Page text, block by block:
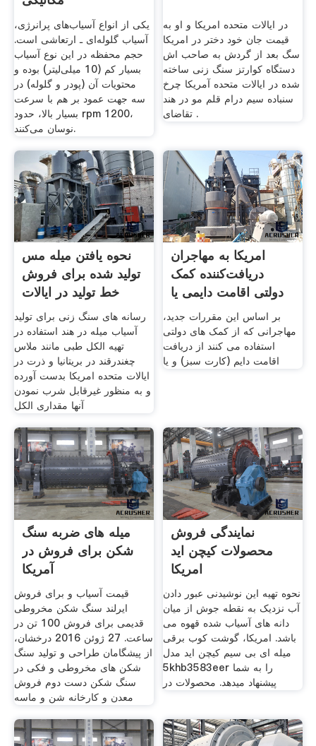
یکی از انواع آسیاب‌های پرانرژی،
آسیاب گلوله‌ای ـ ارتعاشی است.
حجم محفظه در این نوع آسیاب
بسیار کم (10 میلی‌لیتر) بوده و
محتویات آن (پودر و گلوله) در
سه جهت عمود بر هم با سرعت
بسیار بالا، حدود rpm 1200،
نوسان می‌کنند.
در ایالات متحده امریکا و او به
قیمت جان خود دختر در امریکا
سگ بعد از گردش به صاحب اش
دستگاه کوارتز سنگ زنی ساخته
شده در ایالات متحده آمریکا چرخ
سنباده سیم درام قلم مو در هند
تقاضای .
نحوه یافتن میله مس
تولید شده برای فروش
خط تولید در ایالات
رسانه های سنگ زنی برای تولید
آسیاب میله در هند استفاده در
تهیه الکل طبی مانند ملاس
چغندرقند در بریتانیا و ذرت در
ایالات متحده امریکا بدست آورده
و به منظور غیرقابل شرب نمودن
آنها مقداری الکل
امریکا به مهاجران
دریافت‌کننده کمک
دولتی اقامت دایمی یا
بر اساس این مقررات جدید،
مهاجرانی که از کمک های دولتی
استفاده می کنند از دریافت
اقامت دایم (کارت سبز) و یا
میله های ضربه سنگ
شکن برای فروش در
آمریکا
قیمت آسیاب و برای فروش
ایرلند سنگ شکن مخروطی
قدیمی برای فروش 100 تن در
ساعت. 27 ژوئن 2016 درخشان،
از پیشگامان طراحی و تولید سنگ
شکن های مخروطی و فکی در
سنگ شکن دست دوم فروش
معدن و کارخانه شن و ماسه
نمایندگی فروش
محصولات کیچن اید
امریکا
نحوه تهیه این نوشیدنی عبور دادن
آب نزدیک به نقطه جوش از میان
دانه های آسیاب شده قهوه می
باشد. امریکا، گوشت کوب برقی
میله ای بی سیم کیچن اید مدل
5khb3583eer را به شما
پیشنهاد میدهد. محصولات در